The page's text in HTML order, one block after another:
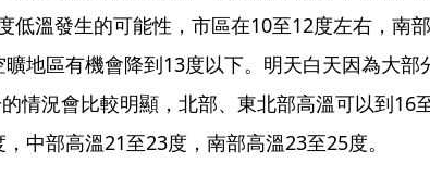
低溫發生的可能性，市區在10至12度左右，南
地區有機會降到13度以下。明天白天因為大部
情況會比較明顯，北部、東北部高溫可以到16
中部高溫21至23度，南部高溫23至25度。